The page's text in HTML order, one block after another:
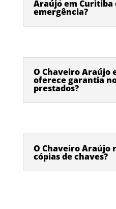
Araújo em Curitiba
emergência?
O Chaveiro Araújo
oferece garantia
prestados?
O Chaveiro Araújo
cópias de chaves?